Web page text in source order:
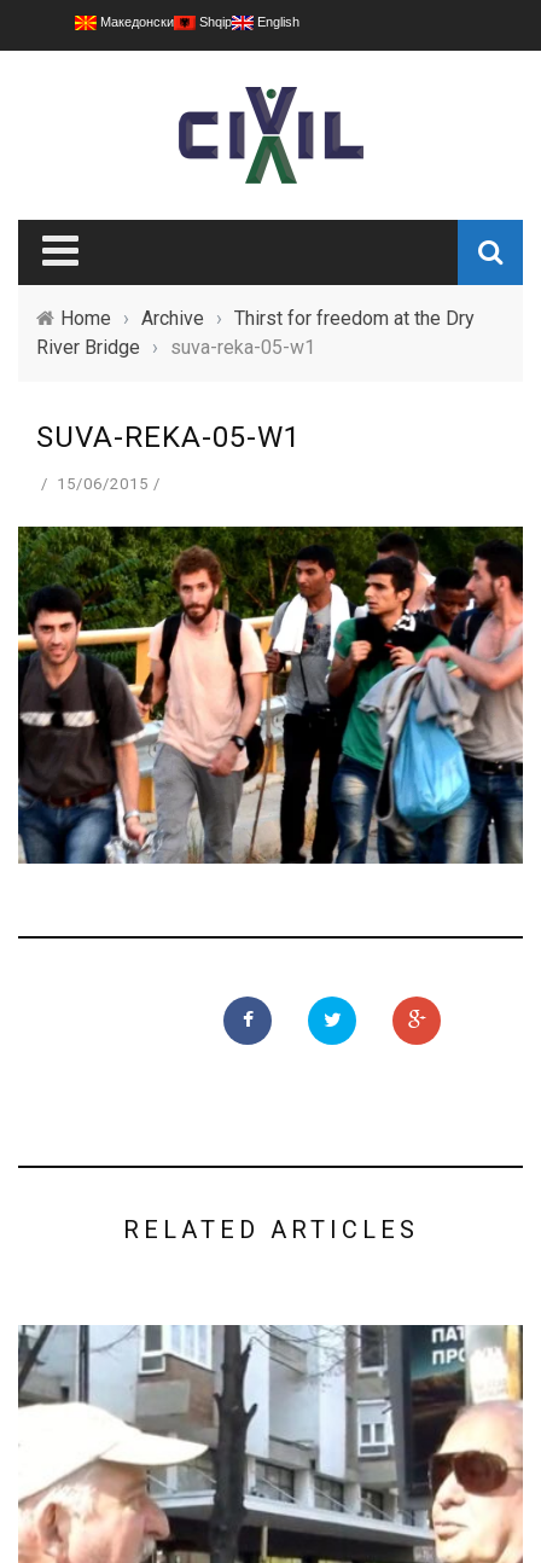
Македонски Shqip English
Home › Archive › Thirst for freedom at the Dry
River Bridge
› suva-reka-05-w1
SUVA-REKA-05-W1
15/06/2015
RELATED ARTICLES